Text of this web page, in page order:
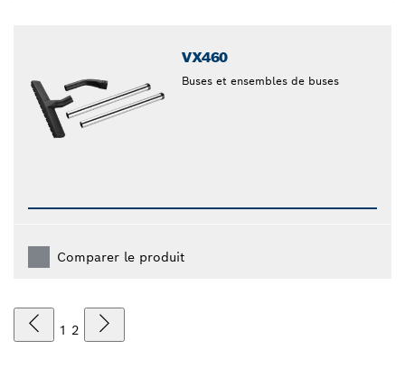
VX460
Buses et ensembles de buses
Comparer le produit
1 2